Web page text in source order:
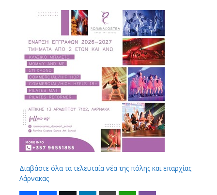
Διαβάστε όλα τα τελευταία νέα της πόλης και επαρχίας
Λάρνακας